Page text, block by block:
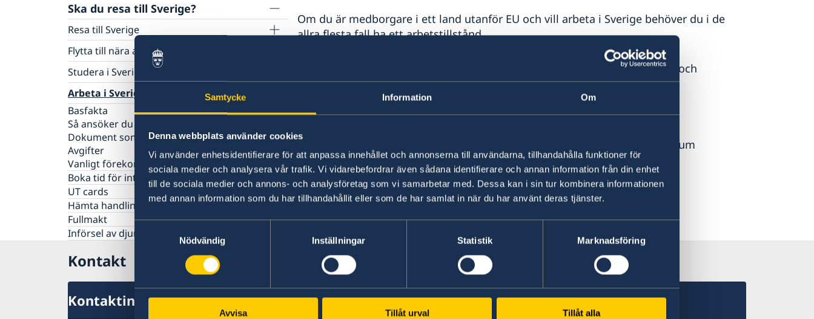
Samtycke Information Om
Denna webbplats använder cookies
Vi använder enhetsidentifierare för att anpassa innehållet och annonserna till användarna, tillhandahålla funktioner för
sociala medier och analysera vår trafik. Vi vidarebefordrar även sådana identifierare och annan information från din enhet
till de sociala medier och annons- och analysföretag som vi samarbetar med. Dessa kan i sin tur kombinera informationen
med annan information som du har tillhandahållit eller som de har samlat in när du har använt deras tjänster.
Samtyckesval
Nödvändig
Inställningar Statistik Marknadsföring
Avvisa Tillåt urval Tillåt alla
Ska du resa till Sverige?
Resa till Sverige
Basfakta
Söka visum
Så ansöker du
Visum för flera inresor
Dokument som krävs
Turistbesök - extra dokument
Besöka släkt och vänner - extra dokument
Affärsbesök - extra dokument
Sport, kultur och andra typer av besök - extra
dokument
Minderåriga - extra dokument
Medicinsk reseförsäkring
Uppehållstillstånd för besök (Besöka
Sverige längre tid än 90 dagar)
Basfakta
Nödvändiga dokument
Nationell visering
Avgifter
Varning för nätbedrägerier
Vanligt förekommande frågor
Flytta till nära anhörig i Sverige
Så ansöker du om uppehållstillstånd
Nödvändiga dokument
Avgifter
Vanligt förekommande frågor
Studera i Sverige
Basfakta
Så ansöker du
Dokument som krävs
Avgifter
Vanligt förekommande frågor
Arbeta i Sverige
Basfakta
Så ansöker du
Dokument som krävs
Avgifter
Vanligt förekommande frågor
Boka tid för intervju
UT cards
Hämta handlingar/dokument
Fullmakt
Införsel av djur till Sverige
Om du är medborgare i ett land utanför EU och vill arbeta i Sverige behöver du i de
allra flesta fall ha ett arbetstillstånd.
Sveriges ambassad i Moskva tar emot ansökningar om uppehållstillstånd och
arbetstillstånd från medborgare i:
Ryssland
andra länder som är lagligen bosatta på Ryska federationens territorium
Kontakt
Kontaktinformation Representation